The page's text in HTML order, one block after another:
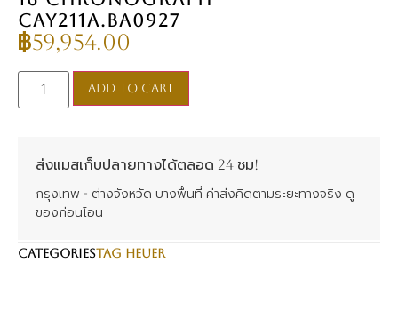
CAY211A.BA0927
฿59,954.00
Add to cart
ส่งแมสเก็บปลายทางได้ตลอด 24 ชม!
กรุงเทพ - ต่างจังหวัด บางพื้นที่ ค่าส่งคิดตามระยะทางจริง ดู
ของก่อนโอน
CATEGORIESTAG Heuer